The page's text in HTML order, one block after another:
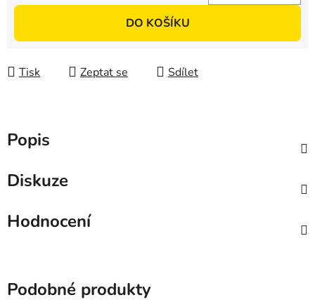
Měrná cena:
DO KOŠÍKU
Tisk Zeptat se Sdílet
Popis
Diskuze
Hodnocení
Podobné produkty